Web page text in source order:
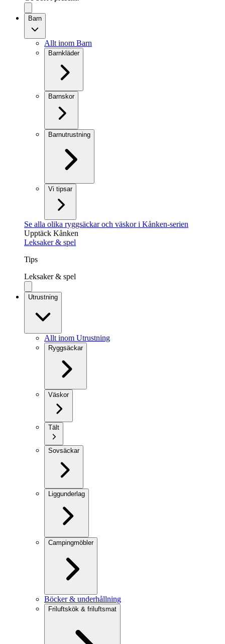
Barn
Allt inom Barn
Barnkläder
Barnskor
Barnutrustning
Vi tipsar
Se alla olika ryggsäckar och väskor i Kånken-serien
Upptäck Kånken
Leksaker & spel
Tips
Leksaker & spel
Utrustning
Allt inom Utrustning
Ryggsäckar
Väskor
Tält
Sovsäckar
Liggunderlag
Campingmöbler
Böcker & underhållning
Friluftskök & friluftsmat